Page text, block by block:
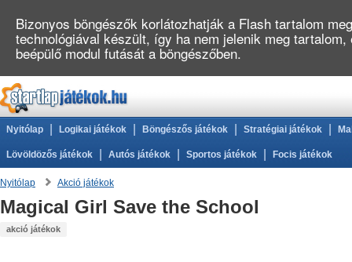
Nyitólap Logikai játékok Böngészős játékok Stratégiai játékok
Lövöldözős játékok Autós játékok Sportos játékok Focis játékok
Nyitólap Akció játékok
Magical Girl Save the School
akció játékok
Bizonyos böngészők korlátozhatják a Flash tartalom
technológiával készült, így ha nem jelenik meg
beépülő modul futását a böngészőben.